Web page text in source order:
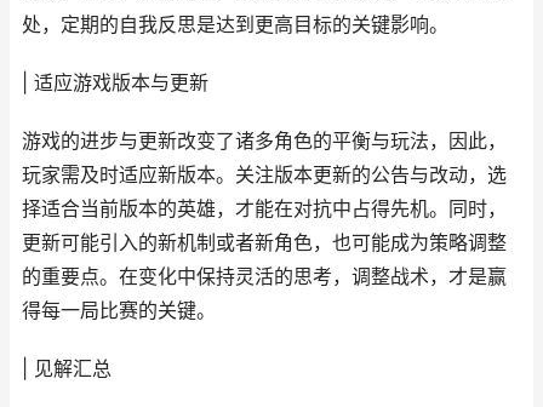
处，定期的自我反思是达到更高目标的关键影响。
| 适应游戏版本与更新
游戏的进步与更新改变了诸多角色的平衡与玩法，因此，
玩家需及时适应新版本。关注版本更新的公告与改动，选
择适合当前版本的英雄，才能在对抗中占得先机。同时，
更新可能引入的新机制或者新角色，也可能成为策略调整
的重要点。在变化中保持灵活的思考，调整战术，才是赢
得每一局比赛的关键。
| 见解汇总